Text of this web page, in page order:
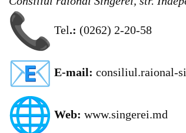
Tel.: (0262) 2-20-58
E-mail: consiliul.raional-
Web: www.singerei.md